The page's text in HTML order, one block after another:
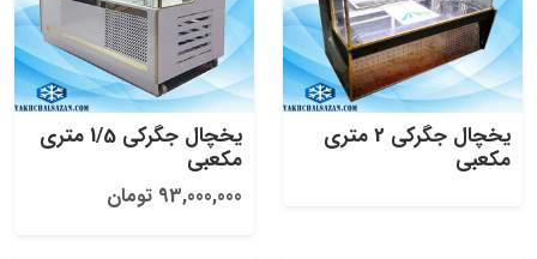
یخچال جگرکی 2 متری
مکعبی
یخچال جگرکی 1/5 متری
مکعبی
93,000,000 تومان